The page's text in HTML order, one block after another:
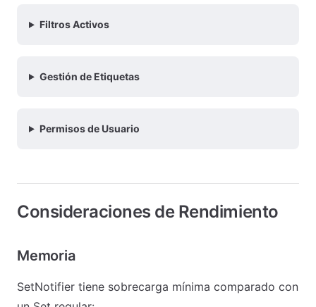
Filtros Activos
Gestión de Etiquetas
Permisos de Usuario
Consideraciones de Rendimiento
Memoria
SetNotifier tiene sobrecarga mínima comparado con